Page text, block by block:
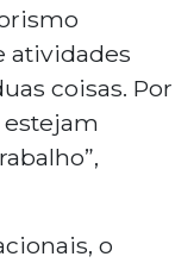
atividades
coisas. Por
o